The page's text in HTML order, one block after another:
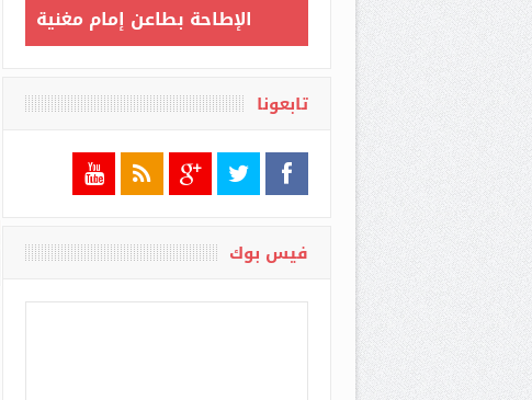
ارتفاع عدد المصابين بكورونا
إلى 3517 بعد تسجيل 135 حالة
مثقف وشيكور في
/ الحلقة الأخيرة :
أن أنام وأنا مرتاح
البال